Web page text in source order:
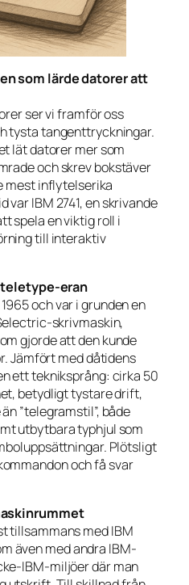
som lärde datorer att
ser vi framför oss
tysta tangenttryckningar.
lät datorer mer som
och skrev bokstäver
mest inflytelserika
var IBM 2741, en skrivande
spela en viktig roll i
till interaktiv
eran
och var i grunden en
skrivmaskin,
gjorde att den kunde
Jämfört med dåtidens
ett tekniksprång: cirka 50
betydligt tystare drift,
”telegramstil”, både
utbytbara typhjul som
Plötsligt
och få svar
tillsammans med IBM
även med andra IBM-
IBM-miljöer där man